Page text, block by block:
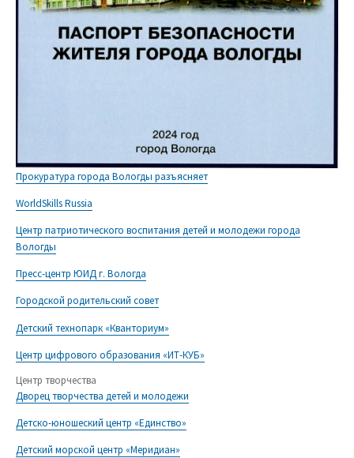
Прокуратура города Вологды разъясняет
WorldSkills Russia
Центр патриотического воспитания детей и молодежи города
Вологды
Пресс-центр ЮИД г. Вологда
Городской родительский совет
Детский технопарк «Кванториум»
Центр цифрового образования «ИТ-КУБ»
Центр творчества
Дворец творчества детей и молодежи
Детско-юношеский центр «Единство»
Детский морской центр «Меридиан»